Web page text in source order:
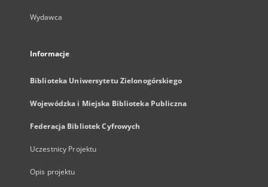
Wydawca
Informacje
Biblioteka Uniwersytetu Zielonogórskiego
Wojewódzka i Miejska Biblioteka Publiczna
Federacja Bibliotek Cyfrowych
Uczestnicy Projektu
Opis projektu